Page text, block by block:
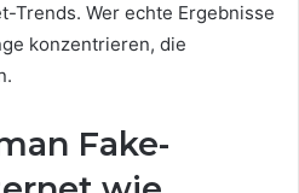
Trends. Wer echte Ergebnisse
konzentrieren, die
Fake-